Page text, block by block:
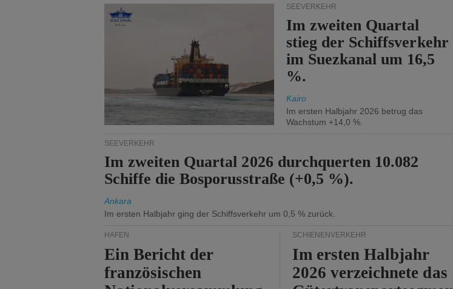
SEEVERKEHR
Im zweiten Quartal
stieg der Schiffsverkehr
im Suezkanal um 16,5
%.
Kairo
Im ersten Halbjahr 2026 betrug das
Wachstum +14,0 %.
SEEVERKEHR
Im zweiten Quartal 2026 durchquerten 10.082
Schiffe die Bosporusstraße (+0,5 %).
Ankara
Im ersten Halbjahr ging der Schiffsverkehr um 0,5 % zurück.
HÄFEN
Ein Bericht der
französischen
SCHIENENVERKEHR
Im ersten Halbjahr
2026 verzeichnete das